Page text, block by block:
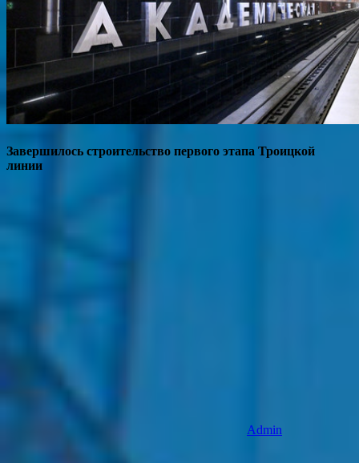
Завершилось строительство первого этапа Троицкой
линии
Admin